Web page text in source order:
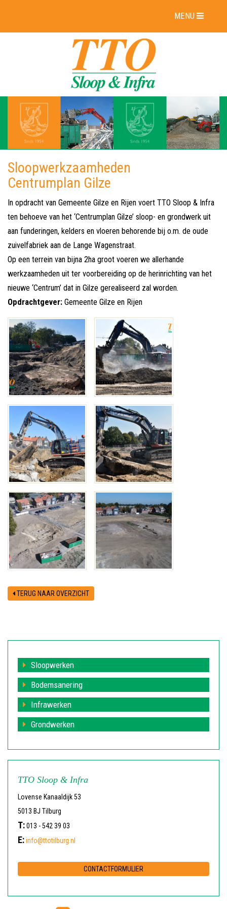
MENU
Sloopwerkzaamheden
Centrumplan Gilze
In opdracht van Gemeente Gilze en Rijen voert TTO Sloop & Infra
ten behoeve van het ‘Centrumplan Gilze’ sloop- en grondwerk uit
aan funderingen, kelders en vloeren behorende bij o.m. de oude
zuivelfabriek aan de Lange Wagenstraat.
Op een terrein van bijna 2ha groot voeren we allerhande
werkzaamheden uit ter voorbereiding op de herinrichting van het
nieuwe ‘Centrum’ dat in Gilze gerealiseerd zal worden.
Opdrachtgever: Gemeente Gilze en Rijen
TERUG NAAR OVERZICHT
Sloopwerken
Bodemsanering
Infrawerken
Grondwerken
TTO Sloop & Infra
Lovense Kanaaldijk 53
5013 BJ Tilburg
T:013 - 542 39 03
E:info@ttotilburg.nl
CONTACTFORMULIER